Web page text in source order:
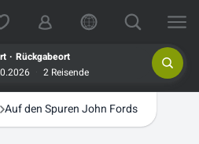
. Rückgabeort
2 Reisende
Auf den Spuren John Fords